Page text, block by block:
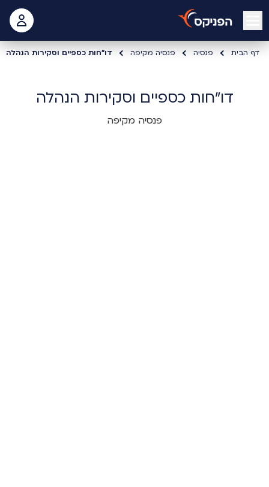
open mobile menu
דף הבית פנסיה פנסיה מקיפה דו"חות כספיים וסקירות הנהלה
דו"חות כספיים וסקירות הנהלה
פנסיה מקיפה